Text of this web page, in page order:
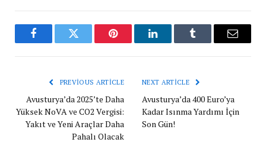
FacebookTwitter Pinterest LinkedInTumblr Email
PREVIOUS ARTICLE
Avusturya’da 2025’te Daha
Yüksek NoVA ve CO2 Vergisi:
Yakıt ve Yeni Araçlar Daha
Pahalı Olacak
NEXT ARTICLE
Avusturya’da 400 Euro’ya
Kadar Isınma Yardımı İçin
Son Gün!